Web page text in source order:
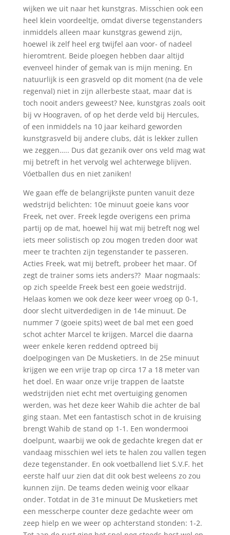
wijken we uit naar het kunstgras. Misschien ook een
heel klein voordeeltje, omdat diverse tegenstanders
inmiddels alleen maar kunstgras gewend zijn,
hoewel ik zelf heel erg twijfel aan voor- of nadeel
hieromtrent. Beide ploegen hebben daar altijd
evenveel hinder of gemak van is mijn mening. En
natuurlijk is een grasveld op dit moment (na de vele
regenval) niet in zijn allerbeste staat, maar dat is
toch nooit anders geweest? Nee, kunstgras zoals ooit
bij vv Hoograven, of op het derde veld bij Hercules,
of een inmiddels na 10 jaar keihard geworden
kunstgrasveld bij andere clubs, dát is lekker zullen
we zeggen….. Dus dat gezanik over ons veld mag wat
mij betreft in het vervolg wel achterwege blijven.
Vóetballen dus en niet zaniken!
We gaan effe de belangrijkste punten vanuit deze
wedstrijd belichten: 10e minuut goeie kans voor
Freek, net over. Freek legde overigens een prima
partij op de mat, hoewel hij wat mij betreft nog wel
iets meer solistisch op zou mogen treden door wat
meer te trachten zijn tegenstander te passeren.
Acties Freek, wat mij betreft, probeer het maar. Of
zegt de trainer soms iets anders?? Maar nogmaals:
op zich speelde Freek best een goeie wedstrijd.
Helaas komen we ook deze keer weer vroeg op 0-1,
door slecht uitverdedigen in de 14e minuut. De
nummer 7 (goeie spits) weet de bal met een goed
schot achter Marcel te krijgen. Marcel die daarna
weer enkele keren reddend optreed bij
doelpogingen van De Musketiers. In de 25e minuut
krijgen we een vrije trap op circa 17 a 18 meter van
het doel. En waar onze vrije trappen de laatste
wedstrijden niet echt met overtuiging genomen
werden, was het deze keer Wahib die achter de bal
ging staan. Met een fantastisch schot in de kruising
brengt Wahib de stand op 1-1. Een wondermooi
doelpunt, waarbij we ook de gedachte kregen dat er
vandaag misschien wel iets te halen zou vallen tegen
deze tegenstander. En ook voetballend liet S.V.F. het
eerste half uur zien dat dit ook best weleens zo zou
kunnen zijn. De teams deden weinig voor elkaar
onder. Totdat in de 31e minuut De Musketiers met
een messcherpe counter deze gedachte weer om
zeep hielp en we weer op achterstand stonden: 1-2.